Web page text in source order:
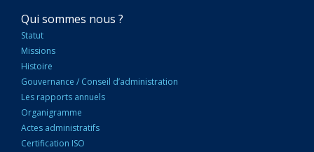
NAVIGATION
PRINCIPALE
Qui sommes nous ?
Statut
Missions
Histoire
Gouvernance / Conseil d’administration
Les rapports annuels
Organigramme
Actes administratifs
Certification ISO